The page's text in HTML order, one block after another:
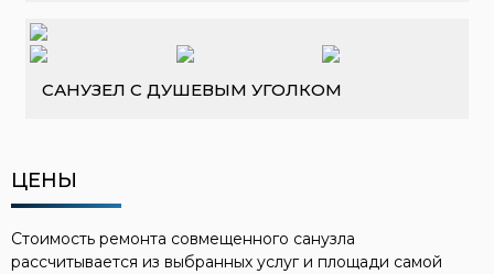
САНУЗЕЛ С ДУШЕВЫМ УГОЛКОМ
ЦЕНЫ
Стоимость ремонта совмещенного санузла
рассчитывается из выбранных услуг и площади самой